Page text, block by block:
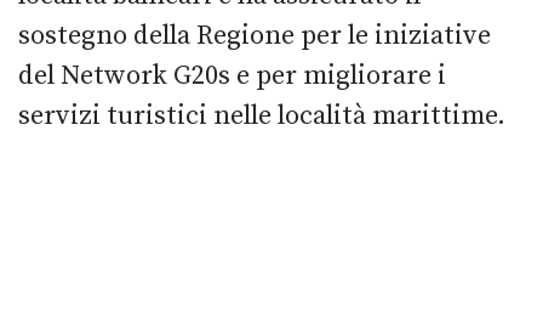
sostegno della Regione per le iniziative
del Network G20s e per migliorare i
servizi turistici nelle località marittime.